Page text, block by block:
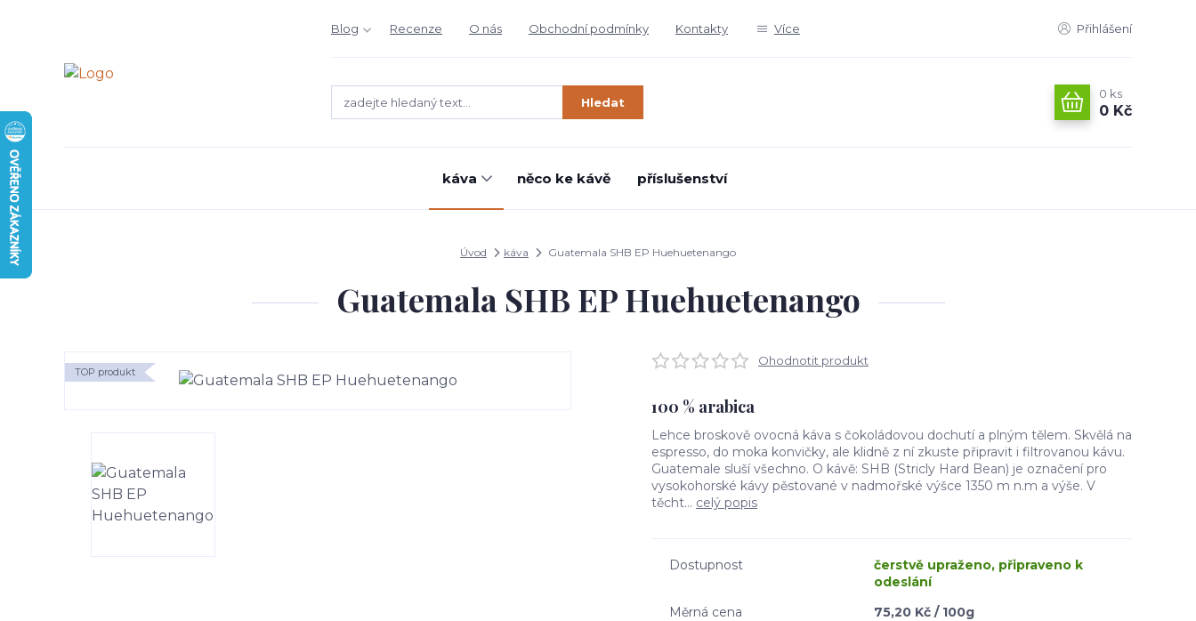
Blog Recenze O nás Obchodní podmínky Kontakty Více Přihlášení
Hledat
0 ks
0 Kč
káva něco ke kávě příslušenství
Úvod káva Guatemala SHB EP Huehuetenango
Guatemala SHB EP Huehuetenango
TOP produkt
Ohodnotit produkt
100 % arabica
Lehce broskově ovocná káva s čokoládovou dochutí a plným tělem. Skvělá na
espresso, do moka konvičky, ale klidně z ní zkuste připravit i filtrovanou kávu.
Guatemale sluší všechno. O kávě: SHB (Stricly Hard Bean) je označení pro
vysokohorské kávy pěstované v nadmořské výšce 1350 m n.m a výše. V
těcht... celý popis
Dostupnost
čerstvě upraženo, připraveno k
odeslání
Měrná cena
75,20 Kč / 100g